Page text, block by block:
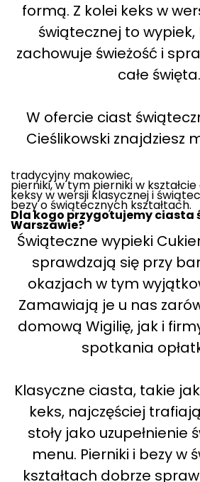
formą. Z kolei keks w
świątecznej to wypiek,
zachowuje świeżość i
całe święta.
W ofercie ciast
Cieślikowski znajdziesz
tradycyjny makowiec,
pierniki, w tym pierniki w kształcie
keksy w wersji klasycznej i
bezy o świątecznych kształtach.
Dla kogo przygotujemy ciasta
Warszawie?
Świąteczne wypieki
sprawdzają się przy
okazjach w tym
Zamawiają je u nas
domową Wigilię, jak i
spotkania
Klasyczne ciasta, takie
keks, najczęściej
stoły jako uzupełnienie
menu. Pierniki i bezy w
kształtach dobrze